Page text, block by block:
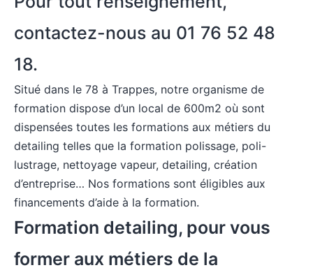
contactez-nous au 01 76 52 48
18.
Situé dans le 78 à Trappes, notre organisme de
formation dispose d’un local de 600m2 où sont
dispensées toutes les formations aux métiers du
detailing telles que la formation polissage, poli-
lustrage, nettoyage vapeur, detailing, création
d’entreprise… Nos formations sont éligibles aux
financements d’aide à la formation.
Formation detailing, pour vous
former aux métiers de la